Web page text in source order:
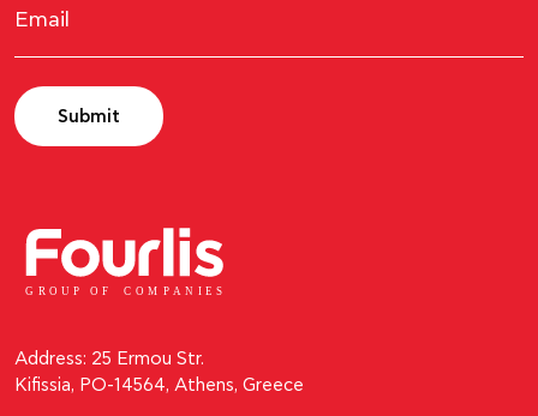
Submit
GROUP OF C OM P ANI E S
Address: 25 Ermou Str.
Kifissia, PO-14564, Athens, Greece